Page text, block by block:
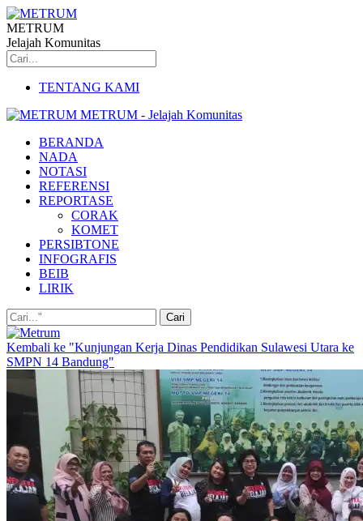
METRUM
Jelajah Komunitas
TENTANG KAMI
METRUM - Jelajah Komunitas
BERANDA
NADA
NOTASI
REFERENSI
REPORTASE
CORAK
KOMET
PERSIBTONE
INFOGRAFIS
BEIB
LIRIK
Kembali ke "Kunjungan Kerja Dinas Pendidikan Sulawesi Utara ke
SMPN 14 Bandung"